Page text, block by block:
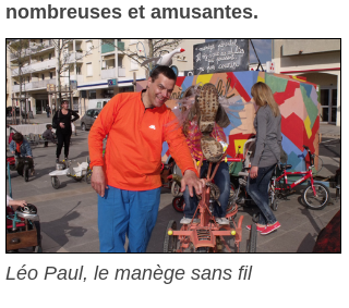
nombreuses et amusantes.
Léo Paul, le manège sans fil